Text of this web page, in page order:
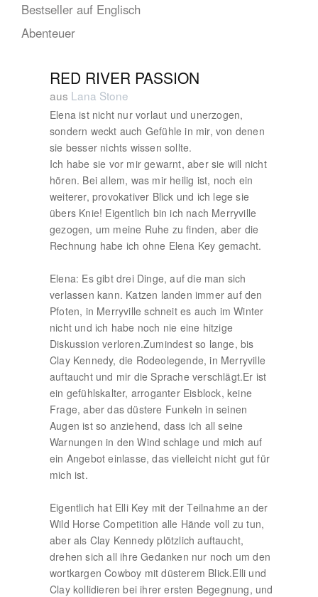
Bestseller auf Englisch
Abenteuer
RED RIVER PASSION
aus Lana Stone
Elena ist nicht nur vorlaut und unerzogen,
sondern weckt auch Gefühle in mir, von denen
sie besser nichts wissen sollte.
Ich habe sie vor mir gewarnt, aber sie will nicht
hören. Bei allem, was mir heilig ist, noch ein
weiterer, provokativer Blick und ich lege sie
übers Knie! Eigentlich bin ich nach Merryville
gezogen, um meine Ruhe zu finden, aber die
Rechnung habe ich ohne Elena Key gemacht.
Elena: Es gibt drei Dinge, auf die man sich
verlassen kann. Katzen landen immer auf den
Pfoten, in Merryville schneit es auch im Winter
nicht und ich habe noch nie eine hitzige
Diskussion verloren.Zumindest so lange, bis
Clay Kennedy, die Rodeolegende, in Merryville
auftaucht und mir die Sprache verschlägt.Er ist
ein gefühlskalter, arroganter Eisblock, keine
Frage, aber das düstere Funkeln in seinen
Augen ist so anziehend, dass ich all seine
Warnungen in den Wind schlage und mich auf
ein Angebot einlasse, das vielleicht nicht gut für
mich ist.
Eigentlich hat Elli Key mit der Teilnahme an der
Wild Horse Competition alle Hände voll zu tun,
aber als Clay Kennedy plötzlich auftaucht,
drehen sich all ihre Gedanken nur noch um den
wortkargen Cowboy mit düsterem Blick.Elli und
Clay kollidieren bei ihrer ersten Begegnung, und